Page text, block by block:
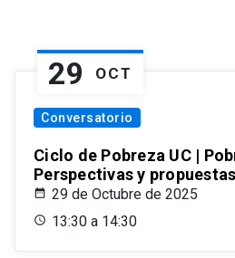
29 OCT
Conversatorio
Ciclo de Pobreza UC |
Perspectivas y
29 de Octubre de 2025
13:30 a 14:30